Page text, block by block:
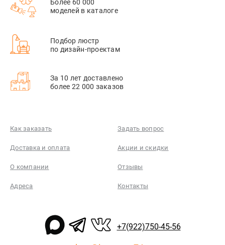
Более 60 000
моделей в каталоге
Подбор люстр
по дизайн-проектам
За 10 лет доставлено
более 22 000 заказов
Как заказать Задать вопрос
Доставка и оплата Акции и скидки
О компании Отзывы
Адреса Контакты
+7(922)750-45-56